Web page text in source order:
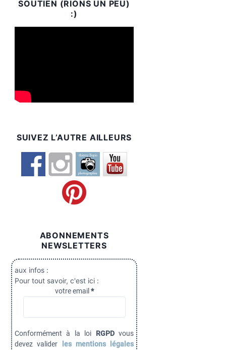
SOUTIEN (RIONS UN PEU)
:)
SUIVEZ L’AUTRE AILLEURS
ABONNEMENTS
NEWSLETTERS
aux infos :
Pour tout savoir, c'est ici :
votre email *
Conformément à la loi RGPDvous
devez valider
les mentions légales